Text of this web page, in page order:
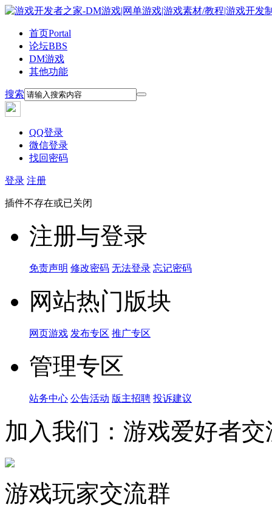
首页Portal
论坛BBS
DM游戏
其他功能
搜索
QQ登录
微信登录
找回密码
登录 注册
插件不存在或已关闭
注册与登录
免责声明 修改密码 无法登录 忘记密码
网站热门版块
网页游戏 发布专区 推广专区
管理专区
站务中心 公告活动 版主招聘 投诉建议
加入我们：游戏爱好者交
游戏玩家交流群